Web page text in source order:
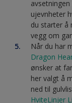
ujevnheter
du starter å
vegg om
Når du har
Dragon
ønsker at
her valgt å
ned til
HviteLinjer